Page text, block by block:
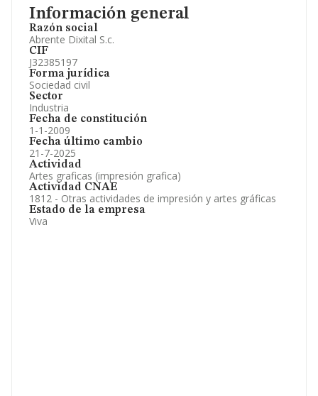
Información general
Razón social
Abrente Dixital S.c.
CIF
J32385197
Forma jurídica
Sociedad civil
Sector
Industria
Fecha de constitución
1-1-2009
Fecha último cambio
21-7-2025
Actividad
Artes graficas (impresión grafica)
Actividad CNAE
1812 - Otras actividades de impresión y artes gráficas
Estado de la empresa
Viva
Información oficial y registral complementaria.